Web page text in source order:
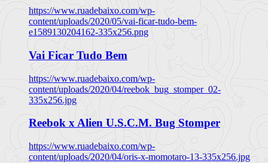
https://www.ruadebaixo.com/wp-
content/uploads/2020/05/vai-ficar-tudo-bem-
e1589130204162-335x256.png
Vai Ficar Tudo Bem
https://www.ruadebaixo.com/wp-
content/uploads/2020/04/reebok_bug_stomper_02-
335x256.jpg
Reebok x Alien U.S.C.M. Bug Stomper
https://www.ruadebaixo.com/wp-
content/uploads/2020/04/oris-x-momotaro-13-335x256.jpg